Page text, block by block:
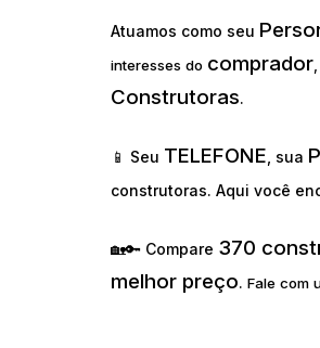
Atuamos como seu
interesses do comprador
Construtoras.
📱 Seu TELEFONE , sua
construtoras. Aqui você
🏡🔑 Compare 370
melhor preço. Fale com